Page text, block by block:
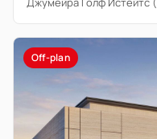
Off-plan